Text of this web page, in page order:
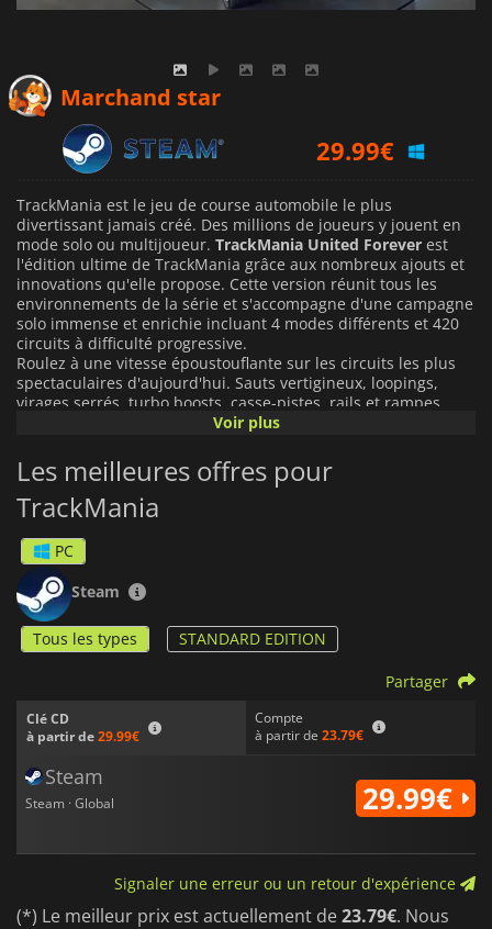
Marchand star
29.99€
TrackMania est le jeu de course automobile le plus
divertissant jamais créé. Des millions de joueurs y jouent en
mode solo ou multijoueur. TrackMania United Forever est
l'édition ultime de TrackMania grâce aux nombreux ajouts et
innovations qu'elle propose. Cette version réunit tous les
environnements de la série et s'accompagne d'une campagne
solo immense et enrichie incluant 4 modes différents et 420
circuits à difficulté progressive.
Roulez à une vitesse époustouflante sur les circuits les plus
spectaculaires d'aujourd'hui. Sauts vertigineux, loopings,
virages serrés, turbo boosts, casse-pistes, rails et rampes
chaque circuit offre une expérience nouvelle et intense,
multijoueur.
Voir plus
Les meilleures offres pour
TrackMania
PC
Steam
Tous les types STANDARD EDITION
Clé CD
à partir de29.99€
Compte
à partir de 23.79€
Partager
Steam
Steam · Global 29.99€
Signaler une erreur ou un retour d'expérience
(*) Le meilleur prix est actuellement de23.79€. Nous